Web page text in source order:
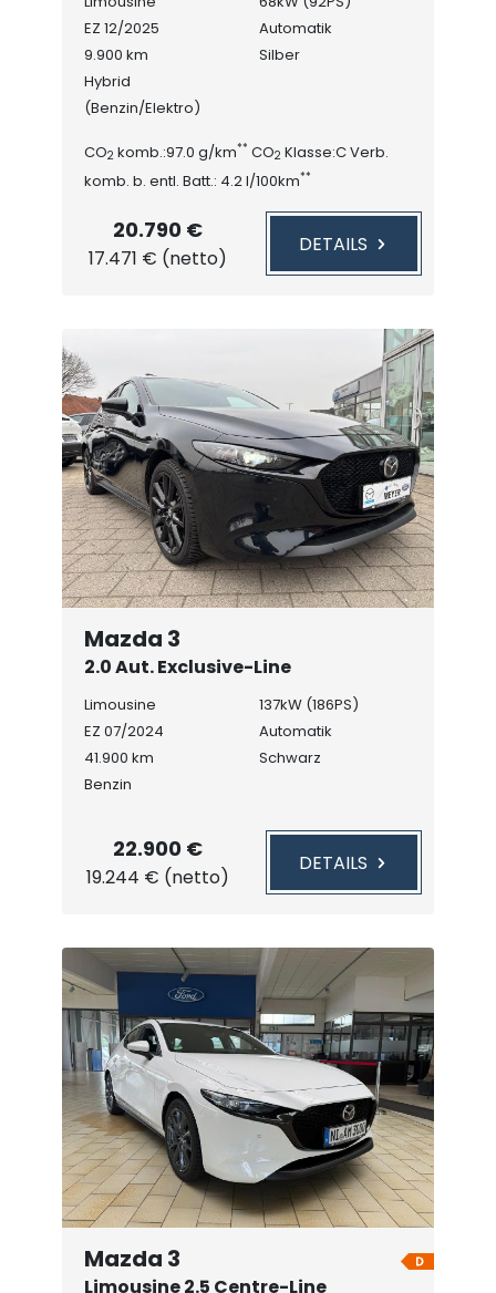
EZ 12/2025
9.900 km
Hybrid
(Benzin/Elektro)
Automatik
Silber
CO2 komb.:97.0 g/km** CO2 Klasse:C Verb.
komb. b. entl. Batt.: 4.2 l/100km**
20.790 €
17.471 € (netto)
DETAILS
Mazda 3
2.0 Aut. Exclusive-Line
Navi/Kamera
Limousine
EZ 07/2024
41.900 km
Benzin
137kW (186PS)
Automatik
Schwarz
22.900 €
19.244 € (netto)
DETAILS
Mazda 3
Limousine 2.5 Centre-Line